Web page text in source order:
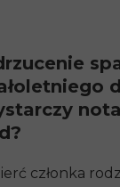
członka